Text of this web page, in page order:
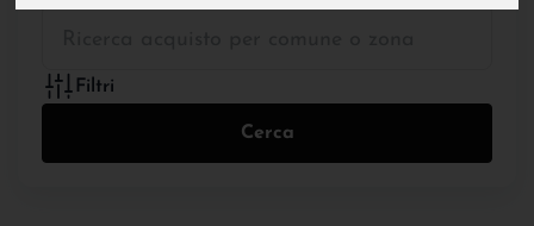
Filtri
Cerca